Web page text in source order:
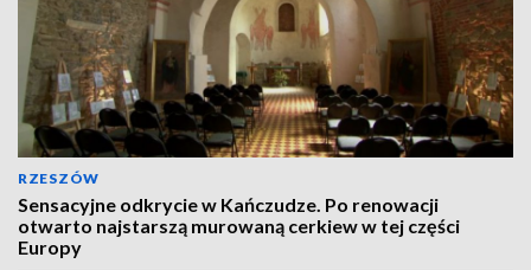
RZESZÓW
Sensacyjne odkrycie w Kańczudze. Po renowacji
otwarto najstarszą murowaną cerkiew w tej części
Europy